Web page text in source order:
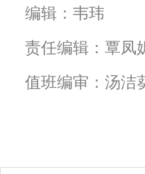
编辑：韦玮
责任编辑：覃凤
值班编审：汤洁